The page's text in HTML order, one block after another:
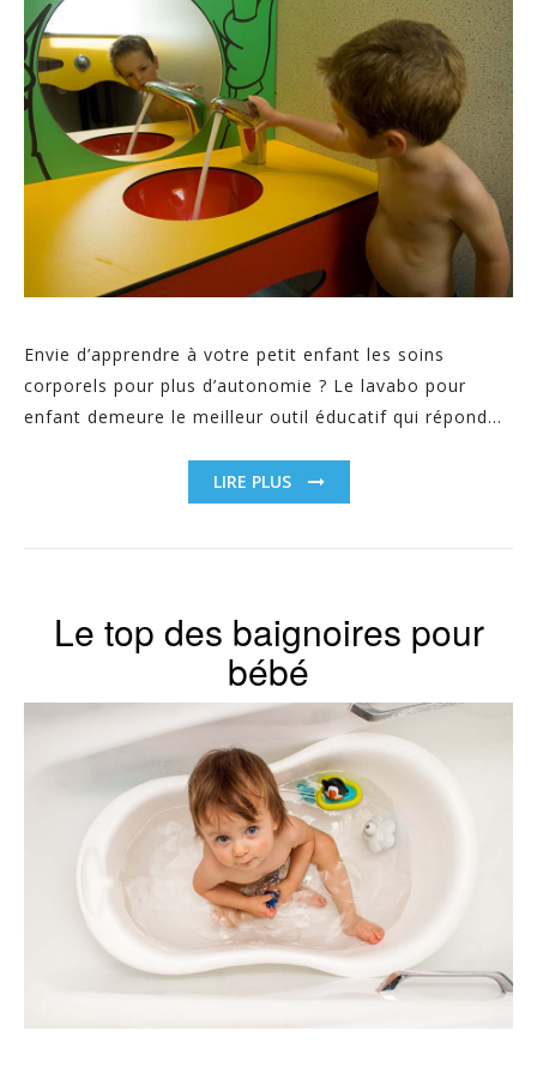
Envie d’apprendre à votre petit enfant les soins
corporels pour plus d’autonomie ? Le lavabo pour
enfant demeure le meilleur outil éducatif qui répond...
LIRE PLUS
Le top des baignoires pour
bébé